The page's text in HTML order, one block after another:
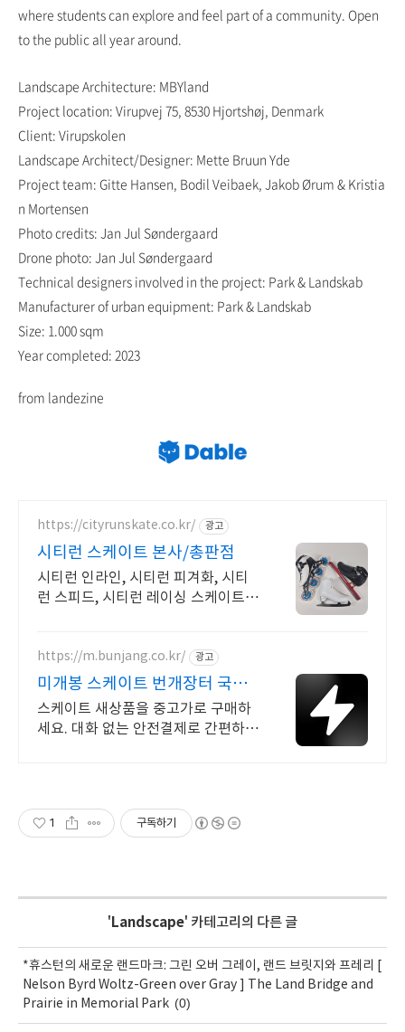
where students can explore and feel part of a community. Open
to the public all year around.
Landscape Architecture: MBYland
Project location: Virupvej 75, 8530 Hjortshøj, Denmark
Client: Virupskolen
Landscape Architect/Designer: Mette Bruun Yde
Project team: Gitte Hansen, Bodil Veibaek, Jakob Ørum & Kristia
n Mortensen
Photo credits: Jan Jul Søndergaard
Drone photo: Jan Jul Søndergaard
Technical designers involved in the project: Park & Landskab
Manufacturer of urban equipment: Park & Landskab
Size: 1.000 sqm
Year completed: 2023
from landezine
https://cityrunskate.co.kr/ 광고
시티런 스케이트 본사/총판점
시티런 인라인, 시티런 피겨화, 시티
런 스피드, 시티런 레이싱 스케이트
https://m.bunjang.co.kr/ 광고
미개봉 스케이트 번개장터 국내
최대 브랜드 중고거래
스케이트 새상품을 중고가로 구매하
세요. 대화 없는 안전결제로 간편하
1 구독하기
' Landscape' 카테고리의 다른 글
*휴스턴의 새로운 랜드마크: 그린 오버 그레이, 랜드 브릿지와 프레리 [
Nelson Byrd Woltz-Green over Gray ] The Land Bridge and
Prairie in Memorial Park (0)